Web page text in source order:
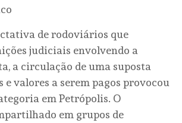
de rodoviários que
judiciais envolvendo a
a circulação de uma suposta
e valores a serem pagos provocou
em Petrópolis. O
em grupos de